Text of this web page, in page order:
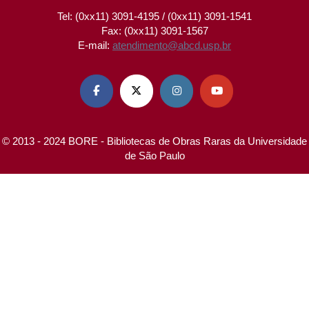
Tel: (0xx11) 3091-4195 / (0xx11) 3091-1541
Fax: (0xx11) 3091-1567
E-mail: atendimento@abcd.usp.br
   
© 2013 - 2024 BORE - Bibliotecas de Obras Raras da Universidade
de São Paulo